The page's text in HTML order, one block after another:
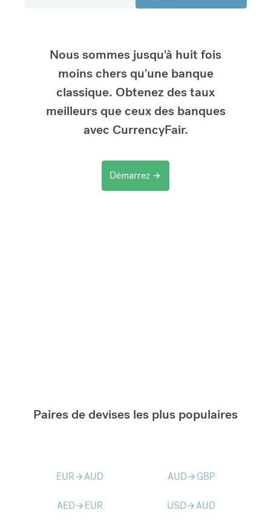
Nous sommes jusqu'à huit fois
moins chers qu'une banque
classique. Obtenez des taux
meilleurs que ceux des banques
avec CurrencyFair.
Démarrez arrow_forward
Paires de devises les plus populaires
EURarrow_forwardAUD AUDarrow_forward GBP
AEDarrow_forward EUR USDarrow_forwardAUD